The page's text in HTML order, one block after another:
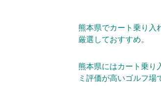
熊本県でカート乗り入
厳選しておすすめ。
熊本県にはカート乗り
ミ評価が高いゴルフ場